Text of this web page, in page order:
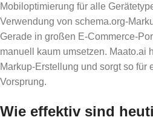
Mobiloptimierung für alle
Verwendung von schema.org-
Gerade in großen E-Commerce-
manuell kaum umsetzen. Maato.ai
Markup-Erstellung und sorgt so für
Vorsprung.
Wie effektiv sind